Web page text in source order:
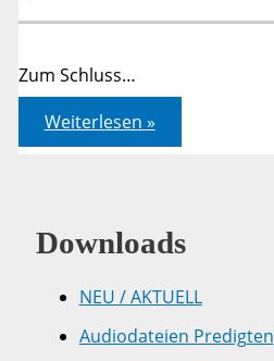
Zum Schluss…
2.
Korinther
13,11-
Weiterlesen »
Downloads
NEU / AKTUELL
Audiodateien Predigten